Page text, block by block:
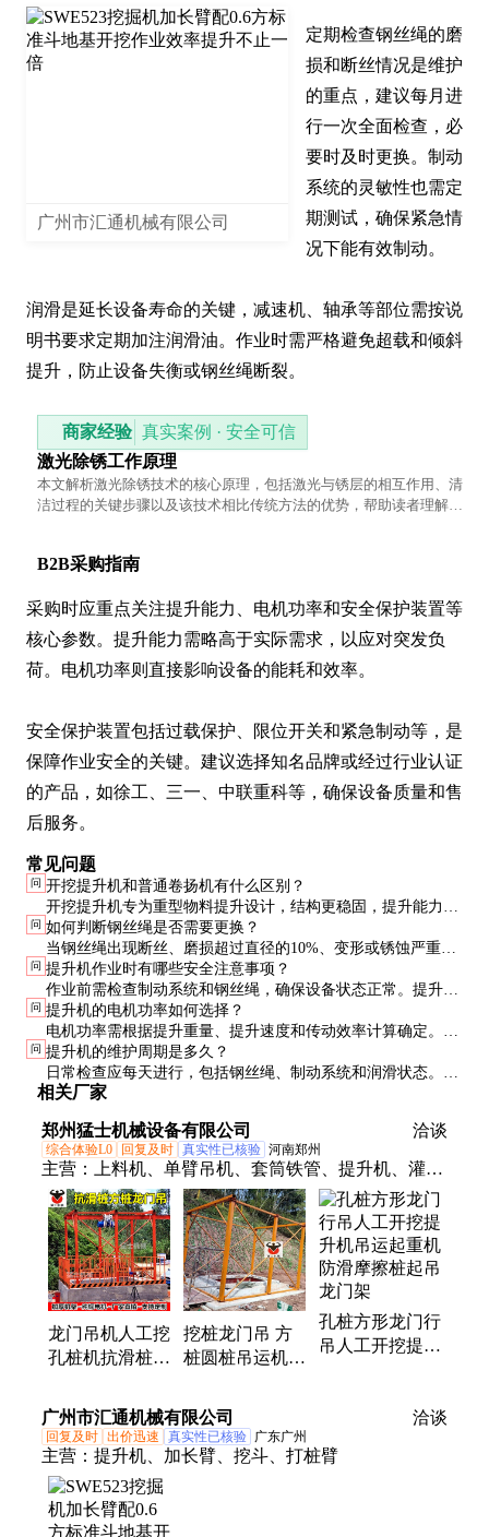
广州市汇通机械有限公司
定期检查钢丝绳的磨
损和断丝情况是维护
的重点，建议每月进
行一次全面检查，必
要时及时更换。制动
系统的灵敏性也需定
期测试，确保紧急情
况下能有效制动。
润滑是延长设备寿命的关键，减速机、轴承等部位需按说
明书要求定期加注润滑油。作业时需严格避免超载和倾斜
提升，防止设备失衡或钢丝绳断裂。
商家经验 真实案例 · 安全可信
激光除锈工作原理
本文解析激光除锈技术的核心原理，包括激光与锈层的相互作用、清
洁过程的关键步骤以及该技术相比传统方法的优势，帮助读者理解这
B2B采购指南
采购时应重点关注提升能力、电机功率和安全保护装置等
核心参数。提升能力需略高于实际需求，以应对突发负
荷。电机功率则直接影响设备的能耗和效率。
安全保护装置包括过载保护、限位开关和紧急制动等，是
保障作业安全的关键。建议选择知名品牌或经过行业认证
的产品，如徐工、三一、中联重科等，确保设备质量和售
后服务。
常见问题
问 开挖提升机和普通卷扬机有什么区别？
开挖提升机专为重型物料提升设计，结构更稳固，提升能力更
强，且配备多重安全保护装置。普通卷扬机适用于轻型物料，
结构和功能相对简单。
问 如何判断钢丝绳是否需要更换？
当钢丝绳出现断丝、磨损超过直径的10%、变形或锈蚀严重
时，应立即更换。定期检查并记录钢丝绳状态是预防事故的有
效措施。
问 提升机作业时有哪些安全注意事项？
作业前需检查制动系统和钢丝绳，确保设备状态正常。提升过
程中严禁超载或倾斜作业，操作人员应远离吊斗下方，防止意
外坠落。
问 提升机的电机功率如何选择？
电机功率需根据提升重量、提升速度和传动效率计算确定。通
常建议选择功率略高于计算值的电机，以应对突发负荷和长期
使用的功率衰减。
问 提升机的维护周期是多久？
日常检查应每天进行，包括钢丝绳、制动系统和润滑状态。全
面维护建议每月一次，重点检查传动系统和安全装置，必要时
相关厂家
郑州猛士机械设备有限公司 洽谈
综合体验L0 回复及时 真实性已核验 河南郑州
主营：
上料机、单臂吊机、套筒铁管、提升机、灌浆
导管、爬山虎输送机
龙门吊机人工挖
孔桩机抗滑桩小
开挖提升机可定
制
挖桩龙门吊 方
桩圆桩吊运机
提升支架 猛士
机械
孔桩方形龙门行
吊人工开挖提升
广州市汇通机械有限公司 洽谈
回复及时 出价迅速 真实性已核验 广东广州
主营： 提升机、加长臂、挖斗、打桩臂